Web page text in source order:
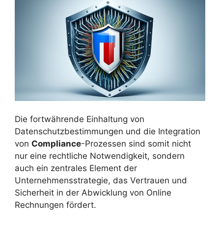
Die fortwährende Einhaltung von
Datenschutzbestimmungen und die Integration
von Compliance-Prozessen sind somit nicht
nur eine rechtliche Notwendigkeit, sondern
auch ein zentrales Element der
Unternehmensstrategie, das Vertrauen und
Sicherheit in der Abwicklung von Online
Rechnungen fördert.